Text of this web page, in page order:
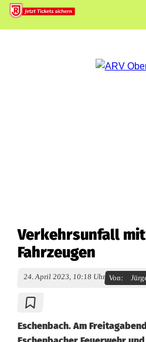
Verkehrsunfall
Fahrzeugen
24. April 2023, 10:18 Uhr Von:
Eschenbach. Am